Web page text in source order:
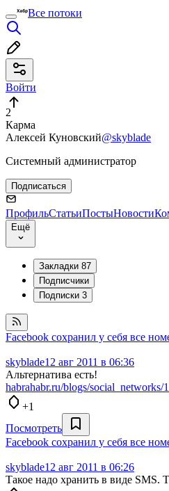
Все потоки
Войти
2
Карма
Алексей Куновский@skyblade
Системный администратор
Подписаться
ПрофильСтатьиПостыНовости
Ещё
Закладки 87
Подписчики
Подписки 3
Facebook сохранил у себя все
skyblade12 авг 2011 в 06:36
Альтернатива есть!
habrahabr.ru/blogs/social_networks/
+1
Посмотреть
Facebook сохранил у себя все
skyblade12 авг 2011 в 06:26
Такое надо хранить в виде SMS.